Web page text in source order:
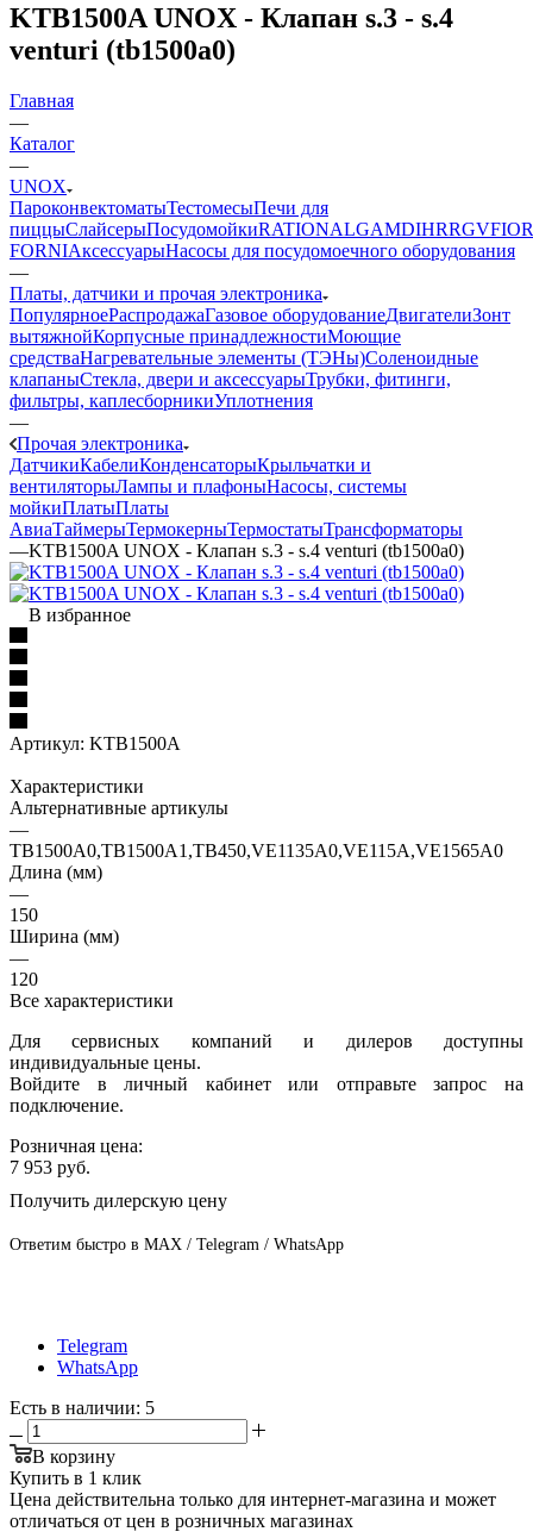
KTB1500A UNOX - Клапан s.3 - s.4
venturi (tb1500a0)
Главная
—
Каталог
—
UNOX
ПароконвектоматыТестомесыПечи для
пиццыСлайсерыПосудомойкиRATIONALGAMDIHRRGV
FORNIАксессуарыНасосы для посудомоечного оборудования
—
Платы, датчики и прочая электроника
ПопулярноеРаспродажаГазовое оборудованиеДвигателиЗонт
вытяжнойКорпусные принадлежностиМоющие
средстваНагревательные элементы (ТЭНы)Соленоидные
клапаныСтекла, двери и аксессуарыТрубки, фитинги,
фильтры, каплесборникиУплотнения
—
Прочая электроника
ДатчикиКабелиКонденсаторыКрыльчатки и
вентиляторыЛампы и плафоныНасосы, системы
мойкиПлатыПлаты
АвиаТаймерыТермокерныТермостатыТрансформаторы
—KTB1500A UNOX - Клапан s.3 - s.4 venturi (tb1500a0)
В избранное
Артикул: KTB1500A
Характеристики
Альтернативные артикулы
—
TB1500A0,TB1500A1,TB450,VE1135A0,VE115A,VE1565A0
Длина (мм)
—
150
Ширина (мм)
—
120
Все характеристики
Для сервисных компаний и дилеров доступны
индивидуальные цены.
Войдите в личный кабинет или отправьте запрос на
подключение.
Розничная цена:
7 953 руб.
Получить дилерскую цену
Ответим быстро в MAX / Telegram / WhatsApp
Telegram
WhatsApp
Есть в наличии: 5
В корзину
Купить в 1 клик
Цена действительна только для интернет-магазина и может
отличаться от цен в розничных магазинах